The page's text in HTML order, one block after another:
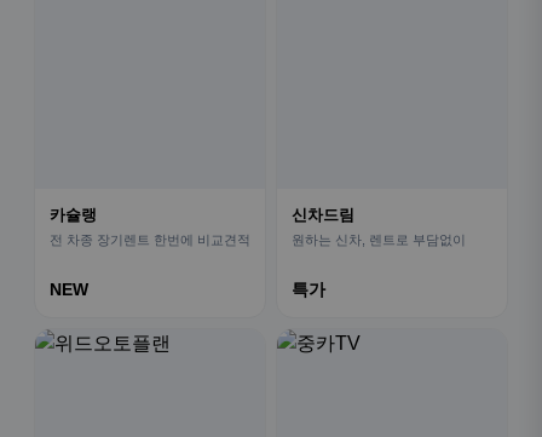
카슐랭
전 차종 장기렌트 한번에 비교견적
NEW
신차드림
원하는 신차, 렌트로 부담없이
특가